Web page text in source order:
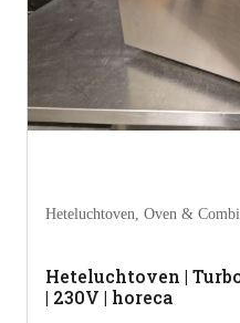
Heteluchtoven, Oven &
Heteluchtoven |
| 230V | horeca